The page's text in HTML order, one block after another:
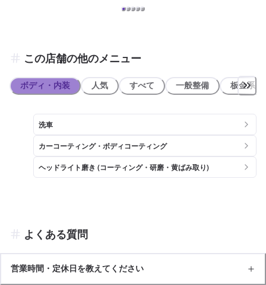
▶︎手数料一切なし！不要車を一万円（＋普通車は自動車税もキャッシ
この店舗の他のメニュー
ボディ・内装 人気 すべて 一般整備 板金系
洗車
カーコーティング・ボディコーティング
ヘッドライト磨き (コーティング・研磨・黄ばみ取り)
よくある質問
営業時間・定休日を教えてください